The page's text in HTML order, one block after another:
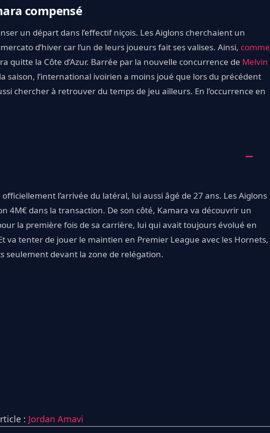
compensé
un départ dans l’effectif niçois. Les Aiglons cherchaient un
d’hiver car l’un de leurs joueurs fait ses valises. Ainsi, comme
quitte la Côte d’Azur. Barrée par la nouvelle concurrence de Melvin
saison, l’international ivoirien a moins joué que lors du précédent
chercher à retrouver du temps de jeu ailleurs. En l’occurrence en
l’arrivée du latéral, lui aussi âgé de 27 ans. Les Aiglons
4M€ dans la transaction. De son côté, Kamara va découvrir un
la première fois de sa carrière, lui qui avait toujours évolué en
va tenter de jouer le maintien en Premier League avec les Hornets,
seulement devant la zone de relégation.
: Jordan Amavi